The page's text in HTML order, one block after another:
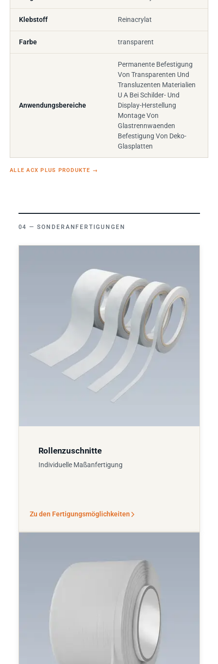
Klebstoff Reinacrylat
Farbe transparent
Anwendungsbereiche
Permanente Befestigung
Von Transparenten Und
Transluzenten Materialien
U A Bei Schilder- Und
Display-Herstellung
Montage Von
Glastrennwaenden
Befestigung Von Deko-
Glasplatten
ALLE ACX PLUS PRODUKTE →
SONDERANFERTIGUNGEN
Rollenzuschnitte
Individuelle Maßanfertigung
Zu den Fertigungsmöglichkeiten